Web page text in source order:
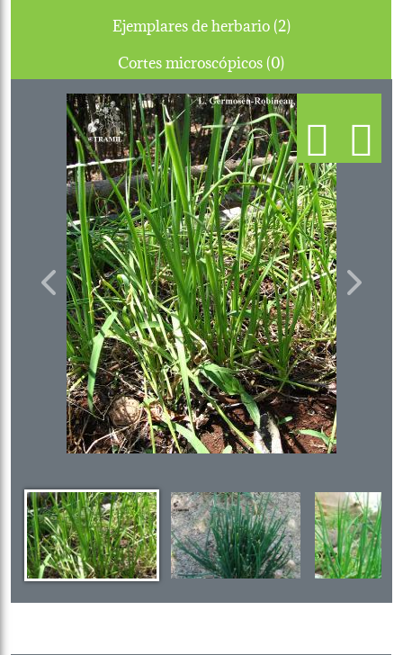
Ejemplares de herbario (2)
Cortes microscópicos (0)
Previous Next